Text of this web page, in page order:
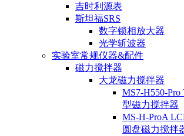
吉时利源表
斯坦福SRS
数字锁相放大器
光学斩波器
实验室常规仪器&配件
磁力搅拌器
大龙磁力搅拌器
MS7-H550-
型磁力搅拌器
MS-H-ProA
圆盘磁力搅拌